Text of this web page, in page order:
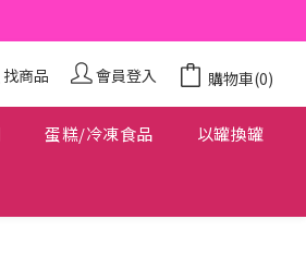
找商品 會員登入 購物車(0)
蛋糕/冷凍食品 以罐換罐